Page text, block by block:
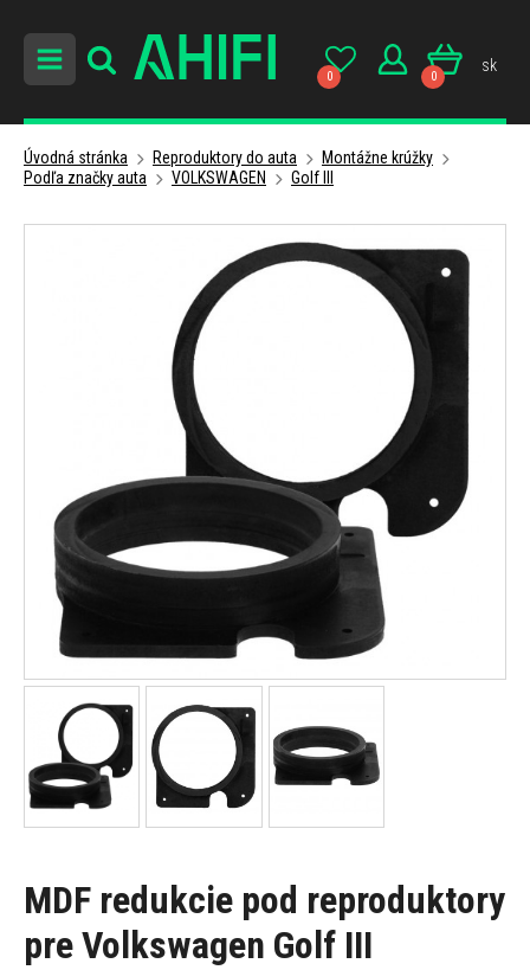
0 0
sk
Úvodná stránka Reproduktory do auta
Montážne krúžky
Podľa značky auta
VOLKSWAGEN Golf III
MDF redukcie pod reproduktory
pre Volkswagen Golf III